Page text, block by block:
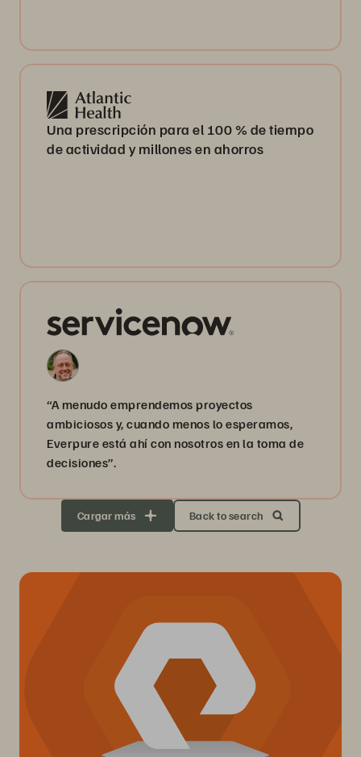
Una prescripción para el 100 % de tiempo
de actividad y millones en ahorros
“A menudo emprendemos proyectos
ambiciosos y, cuando menos lo esperamos,
Everpure está ahí con nosotros en la toma de
decisiones”.
Cargar más Back to search